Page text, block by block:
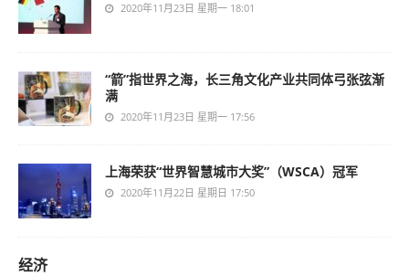
2020年11月23日 星期一 18:01
“箭”指世界之海，长三角文化产业共同体弓张弦渐
满
2020年11月23日 星期一 17:56
上海荣获“世界智慧城市大奖”（WSCA）冠军
2020年11月22日 星期日 17:50
经济